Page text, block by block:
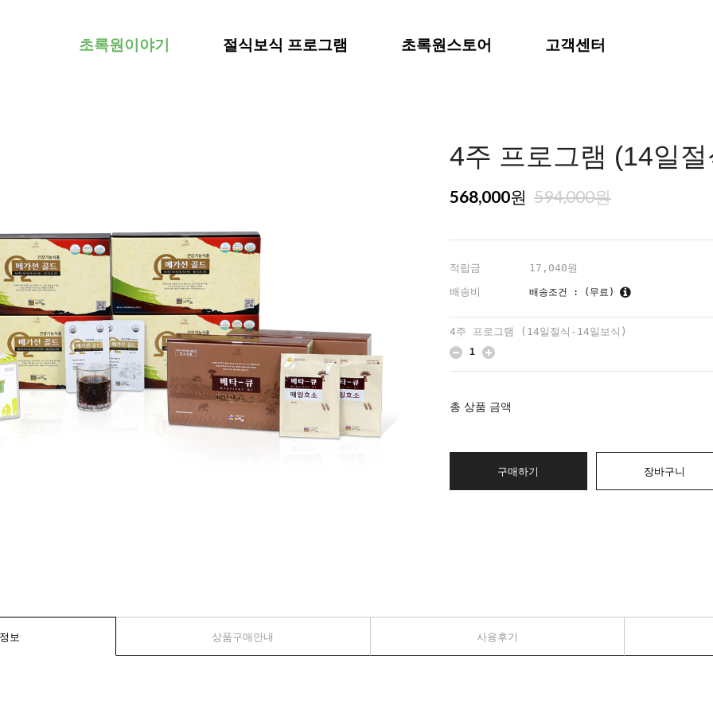
초록원이야기 절식보식 프로그램 초록원스토어 고객센터
4주 프로그램 (14일
568,000원 594,000원
적립금
17,040원
배송비
배송조건 : (무료)
4주 프로그램 (14일절식-14일보식)
총 상품 금액
구매하기 장바구니
보 상품구매안내 사용후기